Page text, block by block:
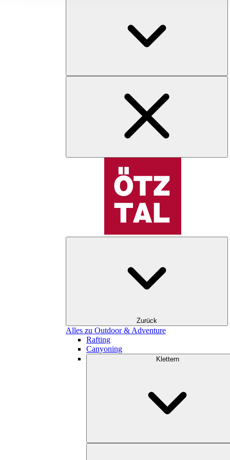
Zurück
Alles zu Outdoor & Adventure
Rafting
Canyoning
Klettern